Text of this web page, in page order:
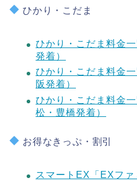
ひかり・こだま
ひかり・こだま料金
発着）
ひかり・こだま料金
阪発着）
ひかり・こだま料金
松・豊橋発着）
お得なきっぷ・割引
スマートEX「EXファ